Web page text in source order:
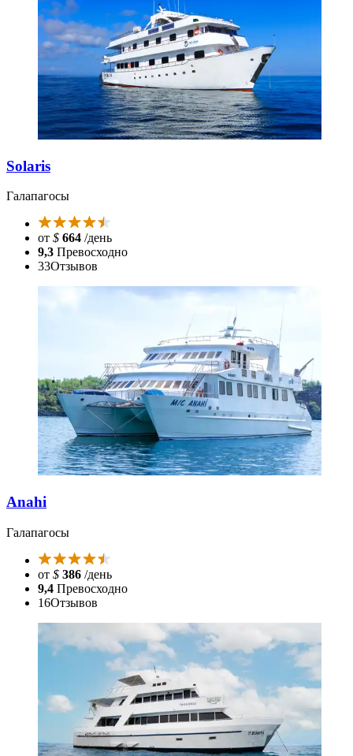
Solaris
Галапагосы
от $ 664 /день
9,3 Превосходно
33Отзывов
Anahi
Галапагосы
от $ 386 /день
9,4 Превосходно
16Отзывов